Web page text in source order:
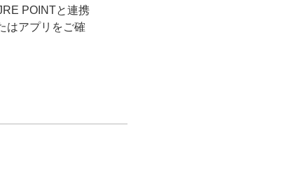
POINTと連携
はアプリをご確